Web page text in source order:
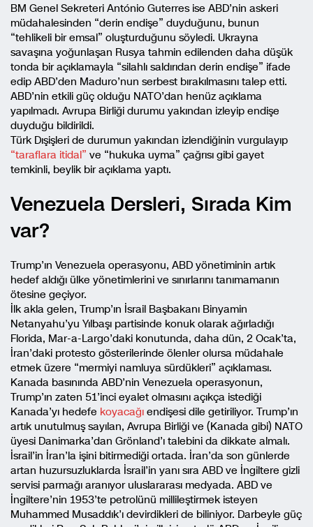
BM Genel Sekreteri António Guterres ise ABD’nin askeri
müdahalesinden “derin endişe” duyduğunu, bunun
“tehlikeli bir emsal” oluşturduğunu söyledi. Ukrayna
savaşına yoğunlaşan Rusya tahmin edilenden daha düşük
tonda bir açıklamayla “silahlı saldırıdan derin endişe” ifade
edip ABD’den Maduro’nun serbest bırakılmasını talep etti.
ABD’nin etkili güç olduğu NATO’dan henüz açıklama
yapılmadı. Avrupa Birliği durumu yakından izleyip endişe
duyduğu bildirildi.
Türk Dışişleri de durumun yakından izlendiğinin vurgulayıp
“taraflara itidal” ve “hukuka uyma” çağrısı gibi gayet
temkinli, beylik bir açıklama yaptı.
Venezuela Dersleri, Sırada Kim
var?
Trump’ın Venezuela operasyonu, ABD yönetiminin artık
hedef aldığı ülke yönetimlerini ve sınırlarını tanımamanın
ötesine geçiyor.
İlk akla gelen, Trump’ın İsrail Başbakanı Binyamin
Netanyahu’yu Yılbaşı partisinde konuk olarak ağırladığı
Florida, Mar-a-Largo’daki konutunda, daha dün, 2 Ocak’ta,
İran’daki protesto gösterilerinde ölenler olursa müdahale
etmek üzere “mermiyi namluya sürdükleri” açıklaması.
Kanada basınında ABD’nin Venezuela operasyonun,
Trump’ın zaten 51’inci eyalet olmasını açıkça istediği
Kanada’yı hedefe koyacağı endişesi dile getiriliyor. Trump’ın
artık unutulmuş sayılan, Avrupa Birliği ve (Kanada gibi) NATO
üyesi Danimarka’dan Grönland’ı talebini da dikkate almalı.
İsrail’in İran’la işini bitirmediği ortada. İran’da son günlerde
artan huzursuzluklarda İsrail’in yanı sıra ABD ve İngiltere gizli
servisi parmağı aranıyor uluslararası medyada. ABD ve
İngiltere’nin 1953’te petrolünü millileştirmek isteyen
Muhammed Musaddık’ı devirdikleri de biliniyor. Darbeyle güç